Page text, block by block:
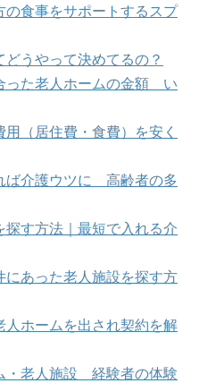
食事をサポートするスプ
うやって決めてるの？
った老人ホームの金額 い
（居住費・食費）を安く
ば介護ウツに 高齢者の多
す方法｜最短で入れる介
あった老人施設を探す方
ホームを出され契約を解
・老人施設 経験者の体験